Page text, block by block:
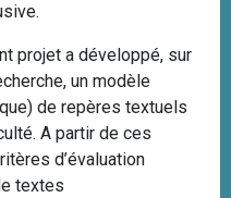
projet a développé, sur
un modèle
de repères textuels
A partir de ces
d’évaluation
textes